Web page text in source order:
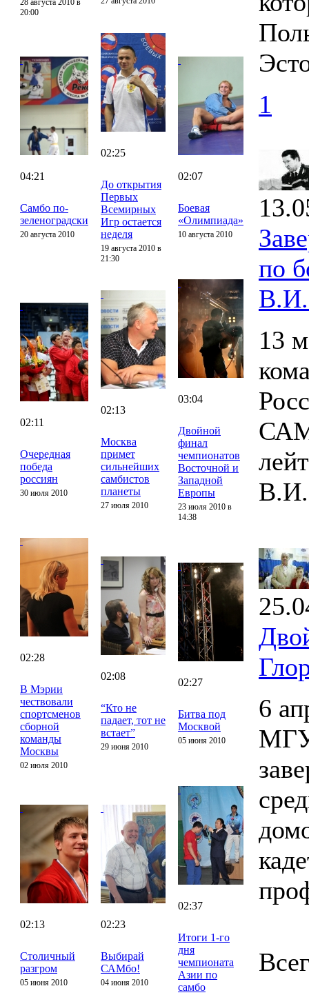
28 августа 2010 в
20:00
04:21
Самбо по-
зеленоградски
20 августа 2010
02:25
До открытия
Первых
Всемирных
Игр остается
неделя
19 августа 2010 в
21:30
02:07
Боевая
«Олимпиада»
10 августа 2010
02:11
Очередная
победа
россиян
30 июля 2010
02:13
Москва
примет
сильнейших
самбистов
планеты
27 июля 2010
03:04
Двойной
финал
чемпионатов
Восточной и
Западной
Европы
23 июля 2010 в
14:38
02:28
В Мэрии
чествовали
спортсменов
сборной
команды
Москвы
02 июля 2010
02:08
“Кто не
падает, тот не
встает”
29 июня 2010
02:27
Битва под
Москвой
05 июня 2010
02:13
Столичный
разгром
05 июня 2010
02:23
Выбирай
САМбо!
04 июня 2010
02:37
Итоги 1-го
дня
чемпионата
Азии по
самбо
1
по
13
6